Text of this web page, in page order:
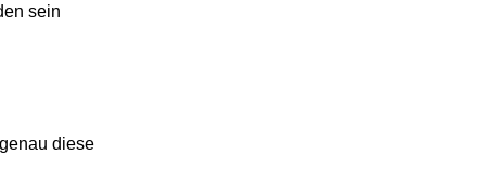
sein
diese